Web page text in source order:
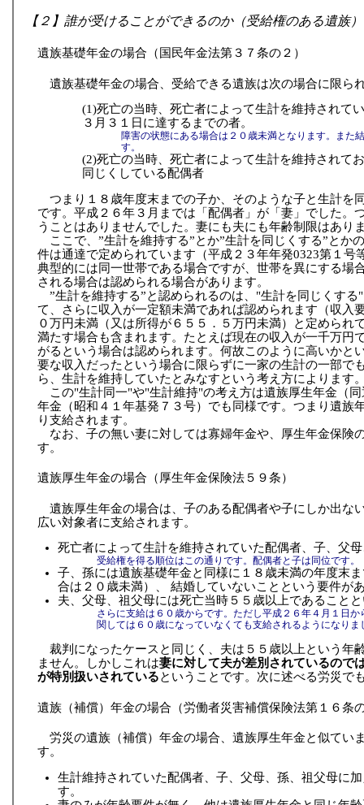
【２】誰が受けることができるのか（受給権のある遺族）
遺族基礎年金の場合（国民年金法第３７条の２）
遺族基礎年金の場合、受給できる遺族は次の場合に限ら
(1)死亡の当時、死亡者によって生計を維持されて
３月３１日に達するまでの者。
障害の状態にある場合は２０歳未満となります。また
す。
(2)死亡の当時、死亡者によって生計を維持されて
同じくしている配偶者
つまり１８歳年度末までの子か、そのような子と生計を
です。平成２６年３月までは「配偶者」が「妻」でした。
うことはありませんでした。妻にも夫にも年齢制限はあり
ここで、”生計を維持する”とか”生計を同じくする”とか
件は通達で定められています（平成２３年年発0323第１号
典型的には同一世帯である場合ですが、世帯を異にする場
される場合は認められる場合があります。
”生計を維持する”と認められるのは、"生計を同じくす
て、さらに収入が一定額未満であれば認められます（収入
０万円未満（又は所得が６５５．５万円未満）と定められ
満たす場合も含まれます。たとえば現在の収入が一千万円
がるという場合は認められます。何故このように高いかと
要な収入だったという場合に限らずに一家の生計の一部で
ら、生計を維持していたとみなすという考え方によります
この"生計同一"や"生計維持"の考え方は遺族厚生年金（
年金（昭和４１年基発７３号）でも同様です。つまり遺族
り支給されます。
なお、子の無い妻に対しては寡婦年金や、厚生年金保険
す。
遺族厚生年金の場合（厚生年金保険法５９条）
遺族厚生年金の場合は、子のある配偶者や子にしか出な
広い対象者に支給されます。
死亡者によって生計を維持されていた配偶者、子、父
受給権を得る順位はこの通りです。配偶者と子は同位です。
子、孫には遺族基礎年金と同様に１８歳未満の年度末
合は２０歳未満）、 結婚していないことという要件が
夫、父母、祖父母には死亡当時５５歳以上であること
さらに支給は６０歳からです。ただし平成２６年４月１日
関しては６０歳になっていなくても支給されるようになり
裁判になったケースと同じく、夫は５５歳以上という年
ません。しかしこれは妻に対して夫が差別されているので
が特別扱いされているということです。次に述べる労災で
遺族（補償）年金の場合（労働者災害補償保険法第１６条
労災の遺族（補償）年金の場合、遺族厚生年金と似てい
す。
生計維持されていた配偶者、子、父母、孫、祖父母に
す。